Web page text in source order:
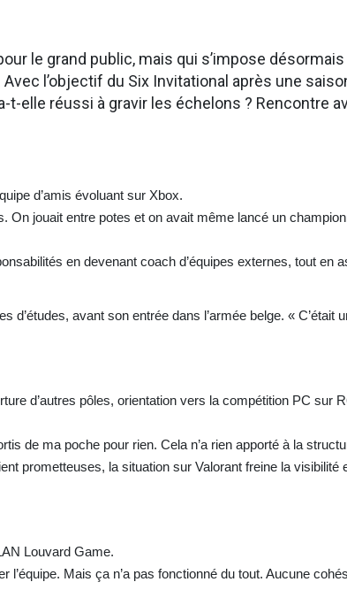
le grand public, mais qui s’impose
l’objectif du Six Invitational après une
elle réussi à gravir les échelons ? Rencontre
d’amis évoluant sur Xbox.
On jouait entre potes et on avait même lancé un
en devenant coach d’équipes externes, tout en
d’études, avant son entrée dans l’armée belge. « C’était
d’autres pôles, orientation vers la compétition PC sur
de ma poche pour rien. Cela n’a rien apporté à la
prometteuses, la situation sur Valorant freine la visibilité
Louvard Game.
l’équipe. Mais ça n’a pas fonctionné du tout. Aucune